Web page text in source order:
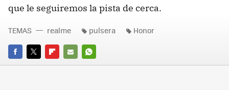
que le seguiremos la pista de cerca.
FACEBOOK
TWITTERFLIPBOARD
E-
WHATSAPP
TEMAS realme pulsera Honor